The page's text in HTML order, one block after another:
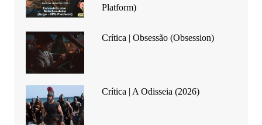
Platform)
Crítica | Obsessão (Obsession)
Crítica | A Odisseia (2026)